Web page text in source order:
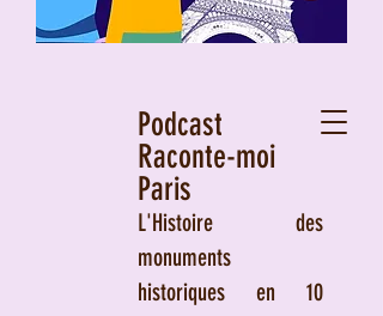
Podcast
Raconte-moi
Paris
L'Histoire des
monuments
historiques en 10